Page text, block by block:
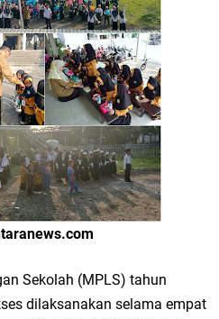
Rekor MURI, KWGe Angkat Kuliner
Salurkan 22.456 Bingkisan Lebaran
di Jawa Timur
Kantor Desa Sidoraharjo: Simbol
Sosial
Sekolah (MPLS) tahun
dilaksanakan selama empat